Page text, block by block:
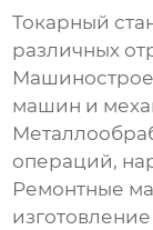
Токарный
различных
машин и
операций,
Ремонтные